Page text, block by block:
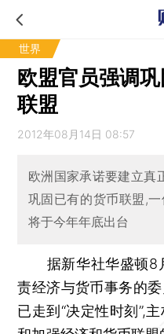
世界
欧盟官员强调
联盟
2012年08月14日 08:57
欧洲国家承诺要建立真
巩固已有的货币联盟,
将于今年年底出台
据新华社华盛顿8
责经济与货币事务的
已走到“决定性时刻”,